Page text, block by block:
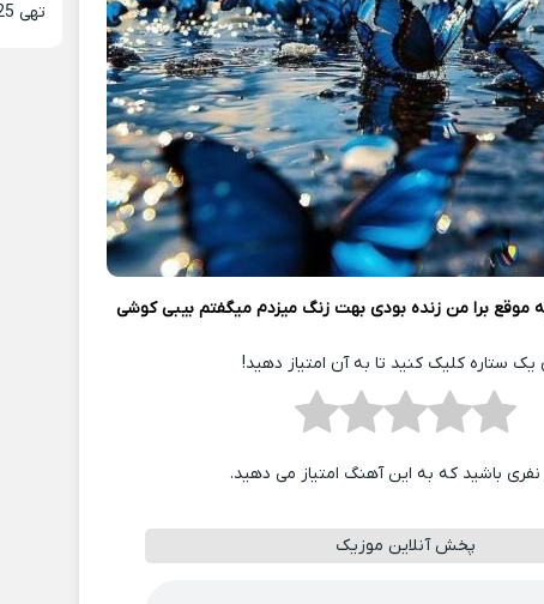
موقع برا من زنده بودی بهت زنگ میزدم میگفتم بیبی کوشی
یک ستاره کلیک کنید تا به آن امتیاز دهید!
نفری باشید که به این آهنگ امتیاز می دهید.
پخش آنلاین موزیک
تهی 2025